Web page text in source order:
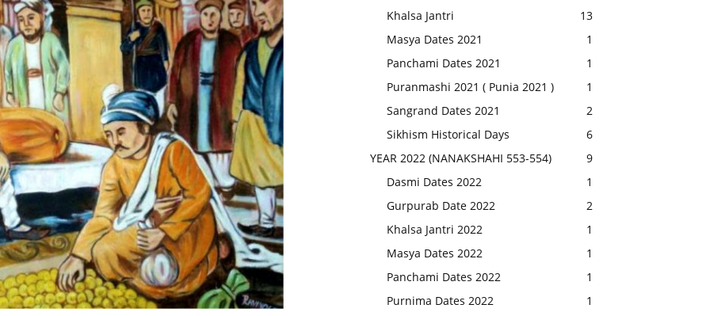
Khalsa Jantri
13
Masya Dates 2021
1
Panchami Dates 2021
1
Puranmashi 2021 ( Punia 2021 )
1
Sangrand Dates 2021
2
Sikhism Historical Days
6
YEAR 2022 (NANAKSHAHI 553-554)
9
Dasmi Dates 2022
1
Gurpurab Date 2022
2
Khalsa Jantri 2022
1
Masya Dates 2022
1
Panchami Dates 2022
1
Purnima Dates 2022
1